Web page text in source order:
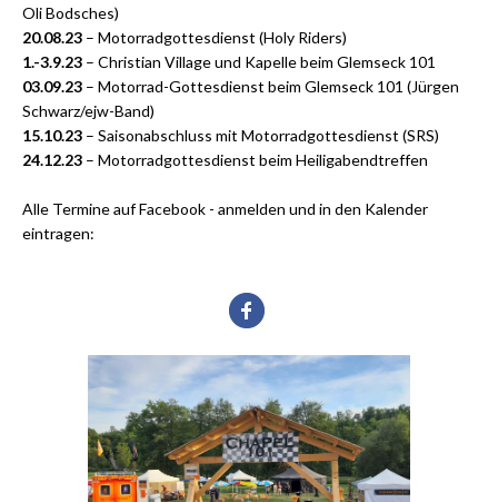
Oli Bodsches)
20.08.23 – Motorradgottesdienst (Holy Riders)
1.-3.9.23 – Christian Village und Kapelle beim Glemseck 101
03.09.23 – Motorrad-Gottesdienst beim Glemseck 101 (Jürgen
Schwarz/ejw-Band)
15.10.23 – Saisonabschluss mit Motorradgottesdienst (SRS)
24.12.23 – Motorradgottesdienst beim Heiligabendtreffen
Alle Termine auf Facebook - anmelden und in den Kalender
eintragen: